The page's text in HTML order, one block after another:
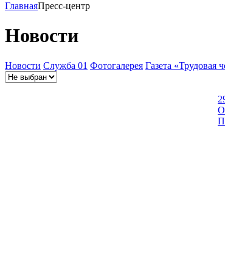
ГлавнаяПресс-центр
Новости
Новости Служба 01 Фотогалерея Газета «Трудовая
О